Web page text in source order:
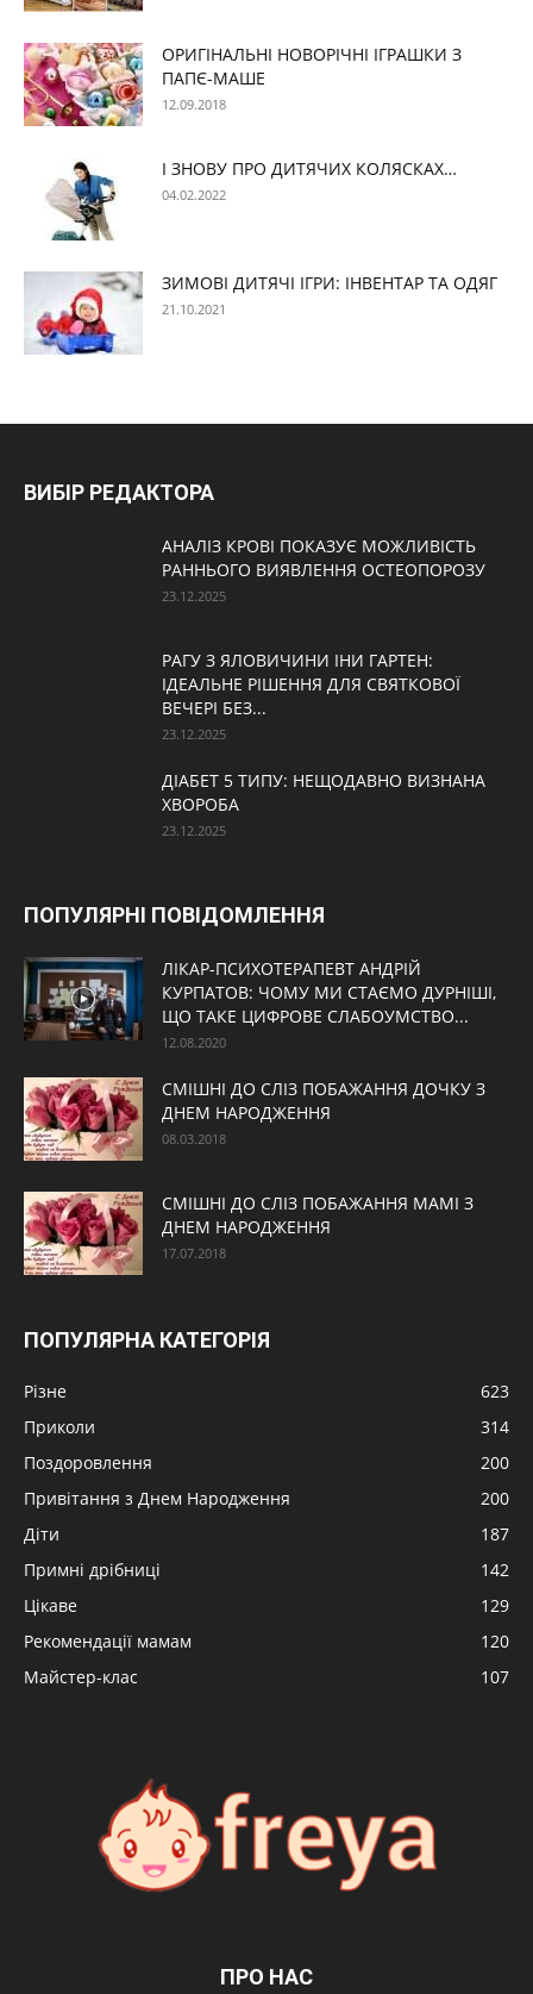
ОРИГІНАЛЬНІ НОВОРІЧНІ ІГРАШКИ З
ПАПЄ-МАШЕ
12.09.2018
І ЗНОВУ ПРО ДИТЯЧИХ КОЛЯСКАХ…
04.02.2022
ЗИМОВІ ДИТЯЧІ ІГРИ: ІНВЕНТАР ТА ОДЯГ
21.10.2021
ВИБІР РЕДАКТОРА
АНАЛІЗ КРОВІ ПОКАЗУЄ МОЖЛИВІСТЬ
РАННЬОГО ВИЯВЛЕННЯ ОСТЕОПОРОЗУ
23.12.2025
РАГУ З ЯЛОВИЧИНИ ІНИ ГАРТЕН:
ІДЕАЛЬНЕ РІШЕННЯ ДЛЯ СВЯТКОВОЇ
ВЕЧЕРІ БЕЗ...
23.12.2025
ДІАБЕТ 5 ТИПУ: НЕЩОДАВНО ВИЗНАНА
ХВОРОБА
23.12.2025
ПОПУЛЯРНІ ПОВІДОМЛЕННЯ
ЛІКАР-ПСИХОТЕРАПЕВТ АНДРІЙ
КУРПАТОВ: ЧОМУ МИ СТАЄМО ДУРНІШІ,
ЩО ТАКЕ ЦИФРОВЕ СЛАБОУМСТВО...
12.08.2020
СМІШНІ ДО СЛІЗ ПОБАЖАННЯ ДОЧКУ З
ДНЕМ НАРОДЖЕННЯ
08.03.2018
СМІШНІ ДО СЛІЗ ПОБАЖАННЯ МАМІ З
ДНЕМ НАРОДЖЕННЯ
17.07.2018
ПОПУЛЯРНА КАТЕГОРІЯ
Різне
623
Приколи
314
Поздоровлення
200
Привітання з Днем Народження
200
Діти
187
Примні дрібниці
142
Цікаве
129
Рекомендації мамам
120
Майстер-клас
107
ПРО НАС